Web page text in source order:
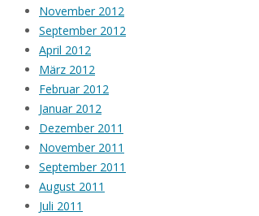
November 2012
September 2012
April 2012
März 2012
Februar 2012
Januar 2012
Dezember 2011
November 2011
September 2011
August 2011
Juli 2011